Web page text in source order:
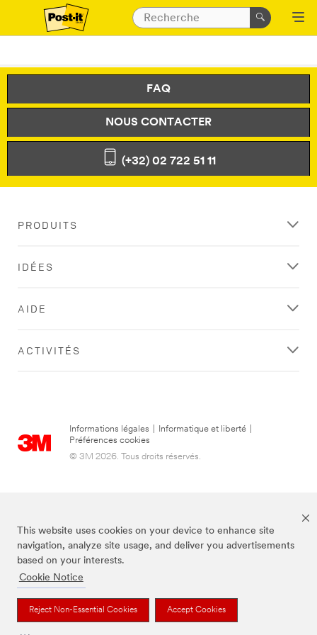
This website uses cookies on your device to enhance site
navigation, analyze site usage, and deliver you advertisements
based on your interests.
Cookie Notice
Reject Non-Essential Cookies Accept Cookies
FAQ
NOUS CONTACTER
(+32) 02 722 51 11
PRODUITS
IDÉES
AIDE
ACTIVITÉS
Informations légales Informatique et liberté
Préférences cookies
© 3M 2026. Tous droits réservés.
de 3M.